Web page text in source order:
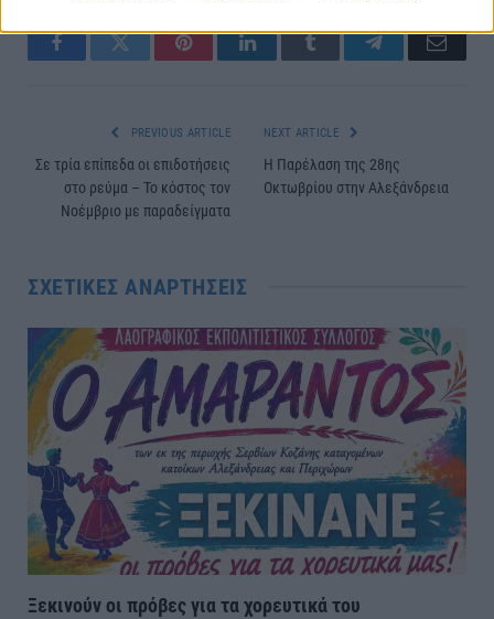
FacebookTwitter PinterestLinkedInTumblr TelegramEmail
PREVIOUS ARTICLE
Σε τρία επίπεδα οι επιδοτήσεις
στο ρεύμα – Το κόστος τον
Νοέμβριο με παραδείγματα
NEXT ARTICLE
Η Παρέλαση της 28ης
Οκτωβρίου στην Αλεξάνδρεια
ΣΧΕΤΙΚΈΣ ΑΝΑΡΤΉΣΕΙΣ
Ξεκινούν οι πρόβες για τα χορευτικά του